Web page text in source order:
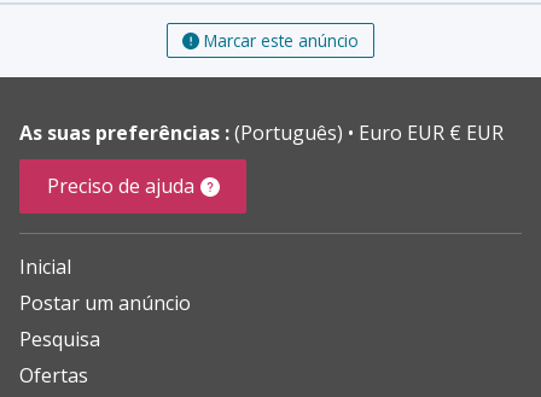
Marcar este anúncio
As suas preferências :(Português)
Euro EUR € EUR
Preciso de ajuda
Inicial
Postar um anúncio
Pesquisa
Ofertas